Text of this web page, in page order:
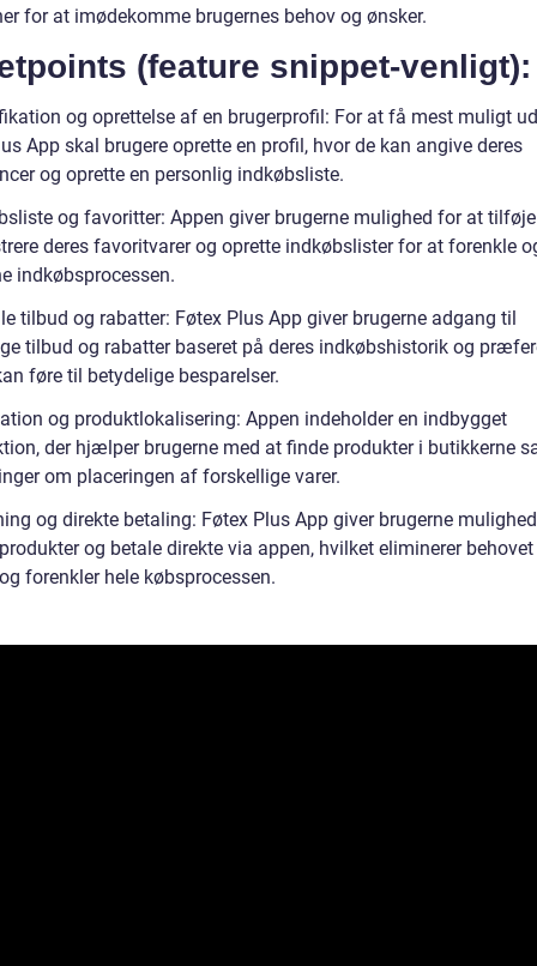
for at imødekomme brugernes behov og ønsker.
(feature snippet-venligt):
og oprettelse af en brugerprofil: For at få mest muligt
App skal brugere oprette en profil, hvor de kan angive deres
og oprette en personlig indkøbsliste.
og favoritter: Appen giver brugerne mulighed for at
deres favoritvarer og oprette indkøbslister for at forenkle
indkøbsprocessen.
tilbud og rabatter: Føtex Plus App giver brugerne adgang til
tilbud og rabatter baseret på deres indkøbshistorik og
føre til betydelige besparelser.
og produktlokalisering: Appen indeholder en indbygget
der hjælper brugerne med at finde produkter i butikkerne
om placeringen af forskellige varer.
og direkte betaling: Føtex Plus App giver brugerne
og betale direkte via appen, hvilket eliminerer
forenkler hele købsprocessen.